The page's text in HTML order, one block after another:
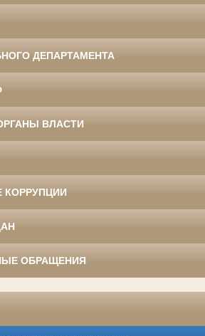
ДЕПАРТАМЕНТА
ВЛАСТИ
КОРРУПЦИИ
ОБРАЩЕНИЯ